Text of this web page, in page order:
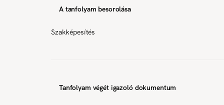
A tanfolyam besorolása
Szakképesítés
Tanfolyam végét igazoló dokumentum